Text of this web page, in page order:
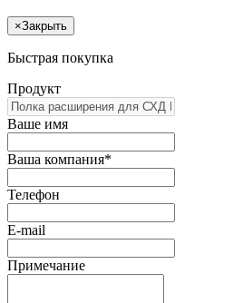
×Закрыть
Быстрая покупка
Продукт
Ваше имя
Ваша компания*
Телефон
E-mail
Примечание